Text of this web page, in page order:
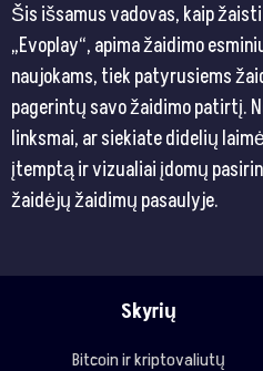
Šis išsamus vadovas, kaip
„Evoplay“, apima žaidimo
naujokams, tiek patyrusiems
pagerintų savo žaidimo patirtį.
linksmai, ar siekiate didelių
įtemptą ir vizualiai įdomų
žaidėjų žaidimų pasaulyje.
Skyrių
Bitcoin ir kriptovaliutų